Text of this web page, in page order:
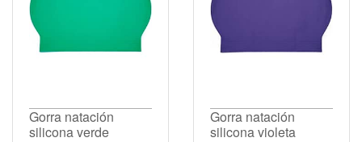
Gorra natación
silicona verde
Gorra natación
silicona violeta